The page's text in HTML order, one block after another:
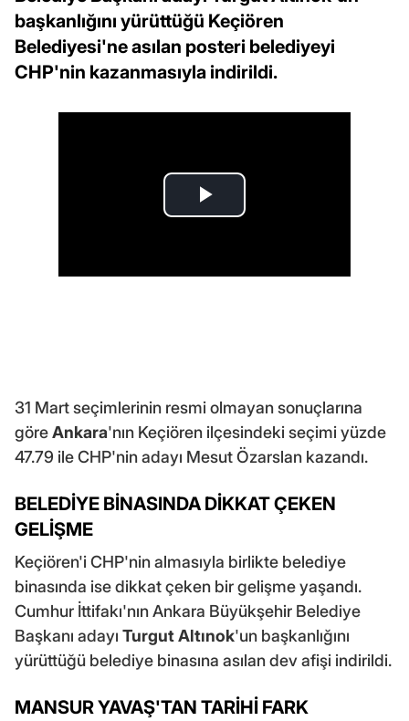
başkanlığını yürüttüğü Keçiören
Belediyesi'ne asılan posteri belediyeyi
CHP'nin kazanmasıyla indirildi.
31 Mart seçimlerinin resmi olmayan sonuçlarına
göreAnkara'nın Keçiören ilçesindeki seçimi yüzde
47.79 ile CHP'nin adayı Mesut Özarslan kazandı.
BELEDİYE BİNASINDA DİKKAT ÇEKEN
GELİŞME
Keçiören'i CHP'nin almasıyla birlikte belediye
binasında ise dikkat çeken bir gelişme yaşandı.
Cumhur İttifakı'nın Ankara Büyükşehir Belediye
Başkanı adayı Turgut Altınok'un başkanlığını
yürüttüğü belediye binasına asılan dev afişi indirildi.
MANSUR YAVAŞ'TAN TARİHİ FARK